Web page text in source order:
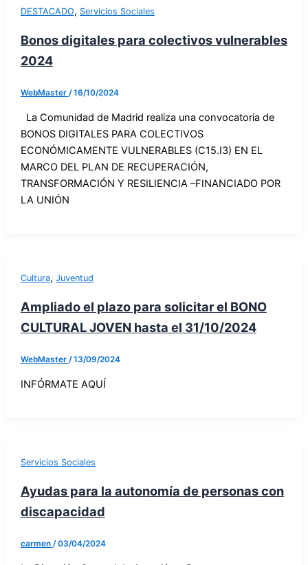
DESTACADO, Servicios Sociales
Bonos digitales para colectivos vulnerables
2024
WebMaster /16/10/2024
La Comunidad de Madrid realiza una convocatoria de
BONOS DIGITALES PARA COLECTIVOS
ECONÓMICAMENTE VULNERABLES (C15.I3) EN EL
MARCO DEL PLAN DE RECUPERACIÓN,
TRANSFORMACIÓN Y RESILIENCIA –FINANCIADO POR
LA UNIÓN
Cultura, Juventud
Ampliado el plazo para solicitar el BONO
CULTURAL JOVEN hasta el 31/10/2024
WebMaster /13/09/2024
INFÓRMATE AQUÍ
Servicios Sociales
Ayudas para la autonomía de personas con
discapacidad
carmen /03/04/2024